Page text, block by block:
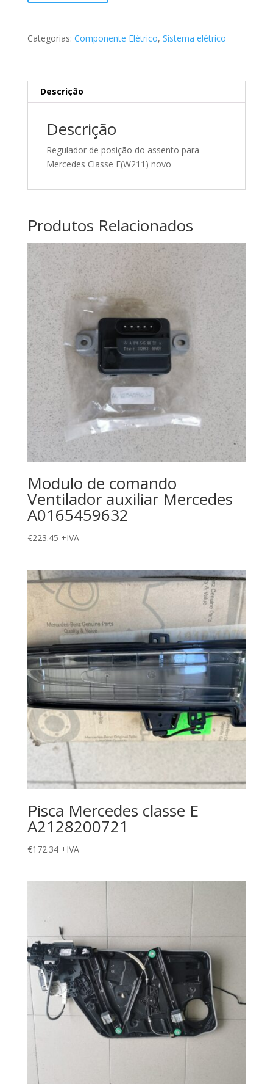
Regulador
posição
A2118701110
Categorias: Componente Elétrico, Sistema elétrico
Descrição
Descrição
Regulador de posição do assento para
Mercedes Classe E(W211) novo
Produtos Relacionados
Modulo de comando
Ventilador auxiliar Mercedes
A0165459632
€223.45 +IVA
Pisca Mercedes classe E
A2128200721
€172.34 +IVA